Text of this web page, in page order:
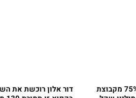
דור אלון רוכשת 75% מקבוצת
דור אלון רוכשת את